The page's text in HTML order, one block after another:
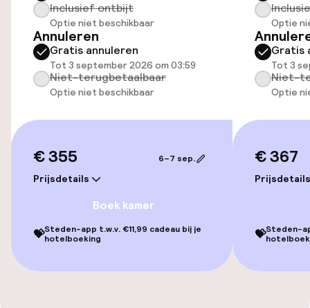
Entertainment
Gratis wifi
Game-kamer
Eet- en drinkgelegenheden
Restaurant
Beleid
Inclusief ontbijt
Optie niet beschikbaar
Annuleren
Gratis annuleren
Tot 3 september 2026 om 03:59
Niet-terugbetaalbaar
Optie niet beschikbaar
€ 355
Prijsdetails
6–7 sep.
Boek kamer
💝Steden-app t.w.v. €11,99 cadeau bij je
hotelboeking
Optie
Gratis
Tot 3
Niet-
Optie
€ 367
Prijsdetails
💝Steden-